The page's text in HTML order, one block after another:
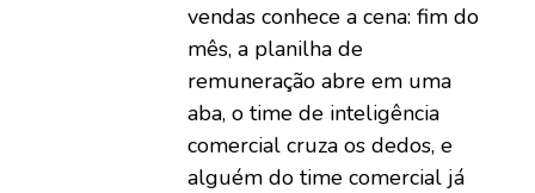
vendas conhece a cena: fim do
mês, a planilha de
remuneração abre em uma
aba, o time de inteligência
comercial cruza os dedos, e
alguém do time comercial já